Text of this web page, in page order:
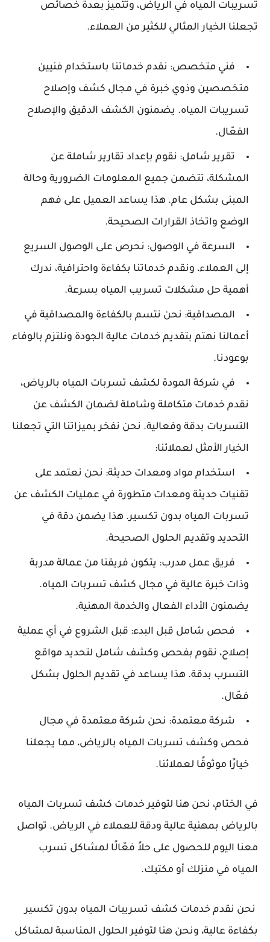
تسريبات المياه في الرياض، وتتميز بعدة خصائص
تجعلنا الخيار المثالي للكثير من العملاء.
فني متخصص: نقدم خدماتنا باستخدام فنيين
متخصصين وذوي خبرة في مجال كشف وإصلاح
تسريبات المياه. يضمنون الكشف الدقيق والإصلاح
الفعّال.
تقرير شامل: نقوم بإعداد تقارير شاملة عن
المشكلة، تتضمن جميع المعلومات الضرورية وحالة
المبنى بشكل عام. هذا يساعد العميل على فهم
الوضع واتخاذ القرارات الصحيحة.
السرعة في الوصول: نحرص على الوصول السريع
إلى العملاء، ونقدم خدماتنا بكفاءة واحترافية، ندرك
أهمية حل مشكلات تسريب المياه بسرعة.
المصداقية: نحن نتسم بالكفاءة والمصداقية في
أعمالنا نهتم بتقديم خدمات عالية الجودة ونلتزم بالوفاء
بوعودنا.
في شركة المودة لكشف تسربات المياه بالرياض،
نقدم خدمات متكاملة وشاملة لضمان الكشف عن
التسربات بدقة وفعالية. نحن نفخر بميزاتنا التي تجعلنا
الخيار الأمثل لعملائنا:
استخدام مواد ومعدات حديثة: نحن نعتمد على
تقنيات حديثة ومعدات متطورة في عمليات الكشف عن
تسربات المياه بدون تكسير. هذا يضمن دقة في
التحديد وتقديم الحلول الصحيحة.
فريق عمل مدرب: يتكون فريقنا من عمالة مدربة
وذات خبرة عالية في مجال كشف تسربات المياه.
يضمنون الأداء الفعال والخدمة المهنية.
فحص شامل قبل البدء: قبل الشروع في أي عملية
إصلاح، نقوم بفحص وكشف شامل لتحديد مواقع
التسرب بدقة. هذا يساعد في تقديم الحلول بشكل
فعّال.
شركة معتمدة: نحن شركة معتمدة في مجال
فحص وكشف تسربات المياه بالرياض، مما يجعلنا
خيارًا موثوقًا لعملائنا.
في الختام، نحن هنا لتوفير خدمات كشف تسربات المياه
بالرياض بمهنية عالية ودقة للعملاء في الرياض. تواصل
معنا اليوم للحصول على حلاً فعّالًا لمشاكل تسرب
المياه في منزلك أو مكتبك.
نحن نقدم خدمات كشف تسريبات المياه بدون تكسير
بكفاءة عالية، ونحن هنا لتوفير الحلول المناسبة لمشاكل